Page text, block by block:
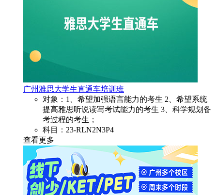
广州雅思大学生直通车培训班
对象：1、希望加强语言能力的考生 2、希望系统
提高雅思听说读写考试能力的考生 3、科学规划备
考过程的考生；
科目：23-RLN2N3P4
查看更多